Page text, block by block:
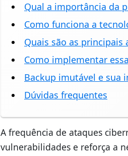
Qual a importância da
Como funciona a
Quais são as principais
Como implementar
Backup imutável e sua
Dúvidas frequentes
A frequência de ataques
vulnerabilidades e reforça a